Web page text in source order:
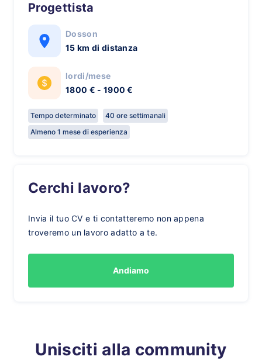
Progettista
Dosson
15 km di distanza
lordi/mese
1800 € - 1900 €
Tempo determinato
40 ore settimanali
Almeno 1 mese di esperienza
Cerchi lavoro?
Invia il tuo CV e ti contatteremo non appena
troveremo un lavoro adatto a te.
Andiamo
Unisciti alla community